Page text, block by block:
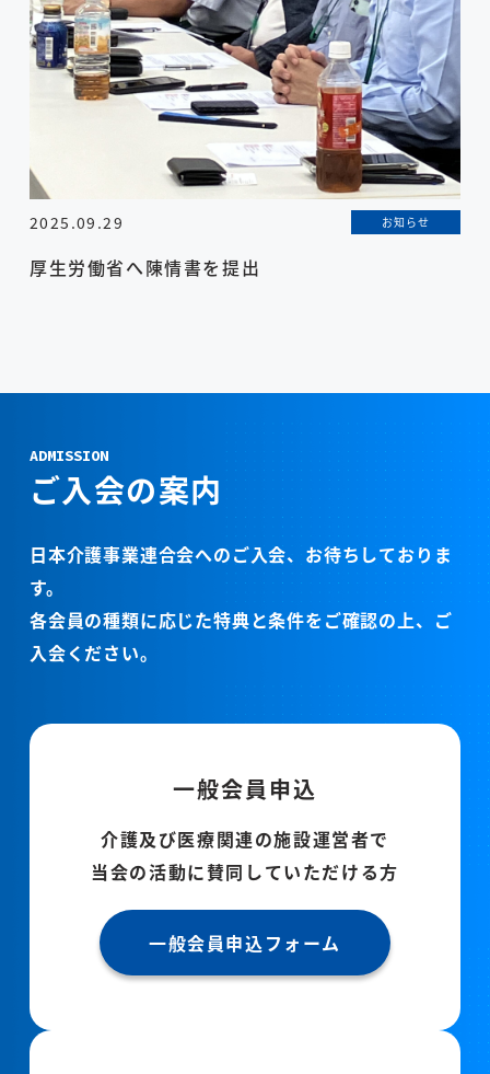
2025.09.29 お知らせ
厚生労働省へ陳情書を提出
ADMISSION
ご入会の案内
日本介護事業連合会へのご入会、お待ちしておりま
す。
各会員の種類に応じた特典と条件をご確認の上、ご
入会ください。
一般会員申込
介護及び医療関連の施設運営者で
当会の活動に賛同していただける方
一般会員申込フォーム